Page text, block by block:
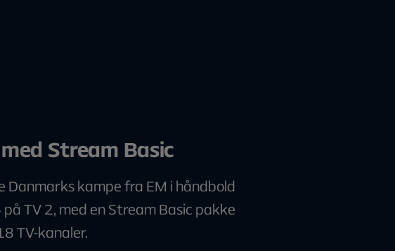
Stream Basic
Danmarks kampe fra EM i håndbold
TV 2, med en Stream Basic pakke
TV-kanaler.